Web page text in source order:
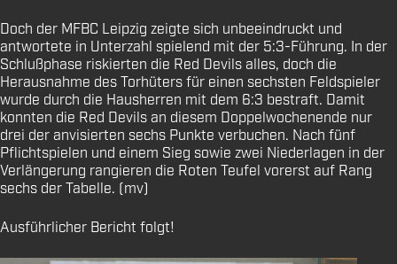
Doch der MFBC Leipzig zeigte sich unbeeindruckt und
antwortete in Unterzahl spielend mit der 5:3-Führung. In der
Schlußphase riskierten die Red Devils alles, doch die
Herausnahme des Torhüters für einen sechsten Feldspieler
wurde durch die Hausherren mit dem 6:3 bestraft. Damit
konnten die Red Devils an diesem Doppelwochenende nur
drei der anvisierten sechs Punkte verbuchen. Nach fünf
Pflichtspielen und einem Sieg sowie zwei Niederlagen in der
Verlängerung rangieren die Roten Teufel vorerst auf Rang
sechs der Tabelle. (mv)
Ausführlicher Bericht folgt!